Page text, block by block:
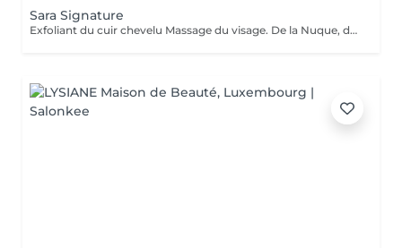
Sara Signature
Exfoliant du cuir chevelu Massage du visage. De la Nuque, des Épaules, des Bras et du cuir chevelu Vapeur Cascade d'eau gommage+masque visage Shampoing Soin Séchage+lissage ou boucles